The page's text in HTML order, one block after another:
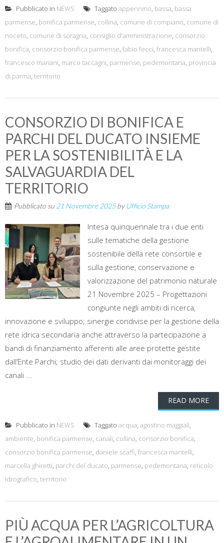
Pubblicato in NEWS Taggato appennino, bassa, bassa
parmense, bonifica parmense, collina, comune di compiano, comune di
noceto, comune di soragna, consiglio d'amministrazione, consorzio
bonifica, consorzio bonifica parmense, fabio fecci, francesca mantelli,
francesco mariani, marco taccagni, parmense, pedemontana, provincia
di parma, territorio
CONSORZIO DI BONIFICA E
PARCHI DEL DUCATO INSIEME
PER LA SOSTENIBILITÀ E LA
SALVAGUARDIA DEL
TERRITORIO
Pubblicato su 21 Novembre 2025by Ufficio Stampa
Intesa quinquennale tra i due enti
sulle tematiche della gestione
sostenibile della rete consortile e
sulla gestione, conservazione e
valorizzazione del patrimonio naturale
21 Novembre 2025 – Progettazioni
congiunte negli ambiti di ricerca,
innovazione e sviluppo; sinergie condivise per la gestione della
rete idrica secondaria anche attraverso la partecipazione a
bandi di finanziamento afferenti alle aree protette gestite
dall’Ente Parchi; studio dei dati derivanti dai monitoraggi dei
canali ...
READ MORE
Pubblicato in NEWS Taggato acqua, agostino maggiali,
ambiente, bonifica parmense, canali, collina, consorzio bonifica,
consorzio bonifica parmense, daniele scaffi, francesca mantelli,
marcella ghiretti, parchi del ducato, parmense, pedemontana, reticolo
idrografico, territorio
PIÙ ACQUA PER L’AGRICOLTURA